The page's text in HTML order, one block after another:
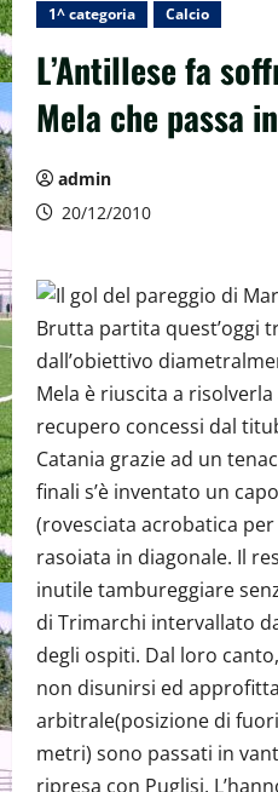
1^ categoria Calcio
L’Antillese fa
Mela che passa
admin
20/12/2010
Brutta partita quest’oggi
dall’obiettivo
Mela è riuscita a risolverla
recupero concessi dal
Catania grazie ad un
finali s’è inventato un
(rovesciata acrobatica
rasoiata in diagonale. Il
inutile tambureggiare
di Trimarchi intervallato
degli ospiti. Dal loro
non disunirsi ed
arbitrale(posizione di
metri) sono passati in
ripresa con Puglisi.